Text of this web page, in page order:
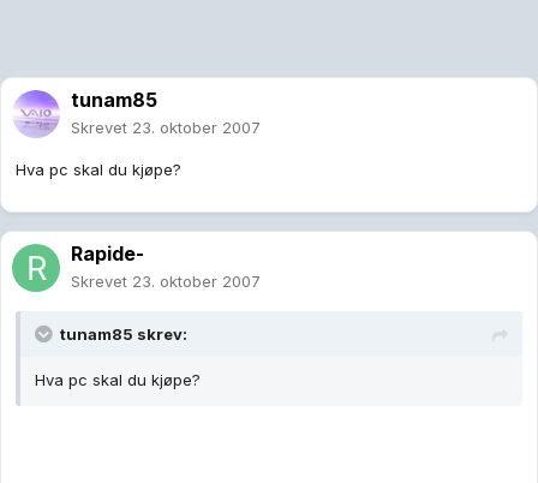
tunam85
Skrevet 23. oktober 2007
Hva pc skal du kjøpe?
Rapide-
Skrevet 23. oktober 2007
tunam85 skrev:
Hva pc skal du kjøpe?